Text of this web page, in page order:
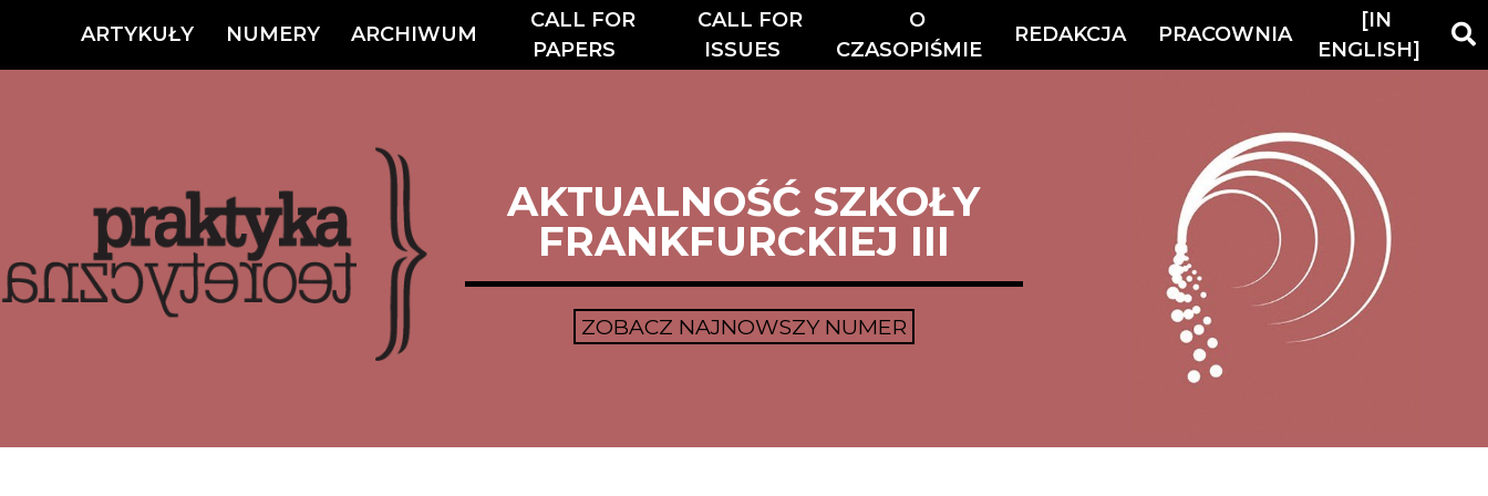
ARTYKUŁY NUMERY ARCHIWUM
CALL FOR
PAPERS
CALL FOR
ISSUES
O
CZASOPIŚMIE
REDAKCJA PRACOWNIA
[IN
ENGLISH]
AKTUALNOŚĆ SZKOŁY
FRANKFURCKIEJ III
ZOBACZ NAJNOWSZY NUMER